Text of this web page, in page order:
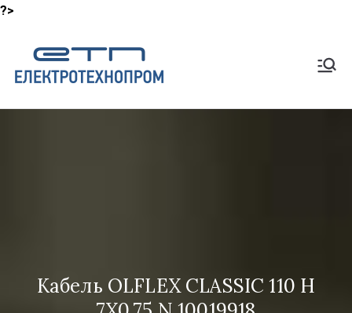
?>
вмісту
Кабель OLFLEX CLASSIC 110 H